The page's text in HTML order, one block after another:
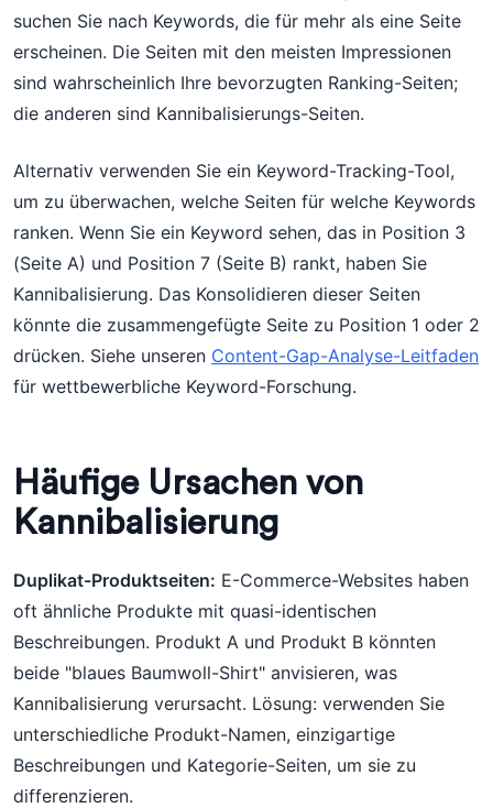
suchen Sie nach Keywords, die für mehr als eine Seite
erscheinen. Die Seiten mit den meisten Impressionen
sind wahrscheinlich Ihre bevorzugten Ranking-Seiten;
die anderen sind Kannibalisierungs-Seiten.
Alternativ verwenden Sie ein Keyword-Tracking-Tool,
um zu überwachen, welche Seiten für welche Keywords
ranken. Wenn Sie ein Keyword sehen, das in Position 3
(Seite A) und Position 7 (Seite B) rankt, haben Sie
Kannibalisierung. Das Konsolidieren dieser Seiten
könnte die zusammengefügte Seite zu Position 1 oder 2
drücken. Siehe unseren Content-Gap-Analyse-Leitfaden
für wettbewerbliche Keyword-Forschung.
Häufige Ursachen von
Kannibalisierung
Duplikat-Produktseiten: E-Commerce-Websites haben
oft ähnliche Produkte mit quasi-identischen
Beschreibungen. Produkt A und Produkt B könnten
beide "blaues Baumwoll-Shirt" anvisieren, was
Kannibalisierung verursacht. Lösung: verwenden Sie
unterschiedliche Produkt-Namen, einzigartige
Beschreibungen und Kategorie-Seiten, um sie zu
differenzieren.